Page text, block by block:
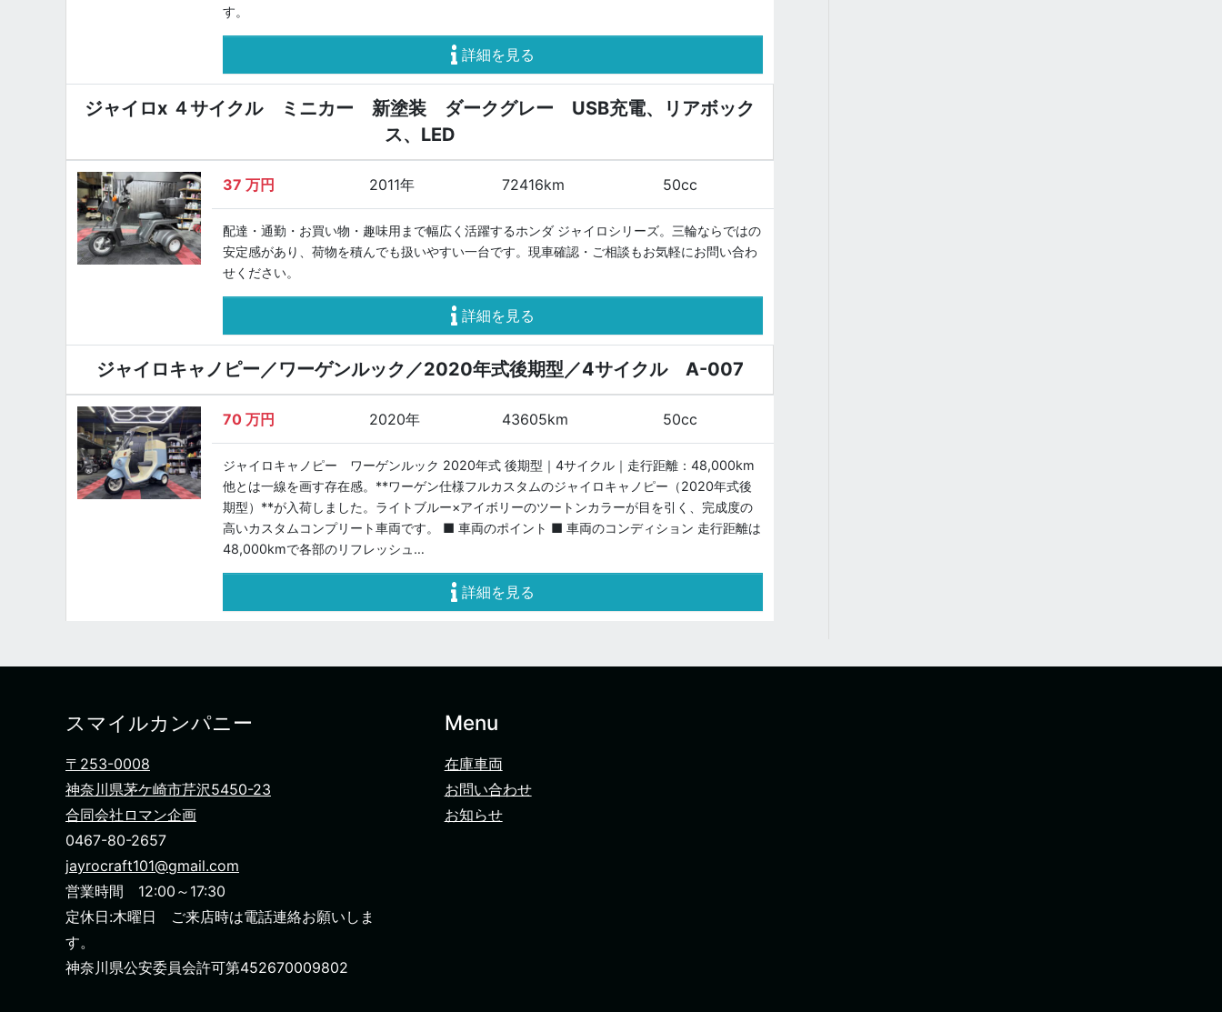
す。
詳細を見る
ジャイロx ４サイクル ミニカー 新塗装 ダークグレー USB充電、リアボック
ス、LED
37 万円 2011年 72416km 50cc
配達・通勤・お買い物・趣味用まで幅広く活躍するホンダ ジャイロシリーズ。三輪ならではの
安定感があり、荷物を積んでも扱いやすい一台です。現車確認・ご相談もお気軽にお問い合わ
せください。
詳細を見る
ジャイロキャノピー／ワーゲンルック／2020年式後期型／4サイクル A-007
70 万円 2020年 43605km 50cc
ジャイロキャノピー ワーゲンルック 2020年式 後期型｜4サイクル｜走行距離：48,000km
他とは一線を画す存在感。**ワーゲン仕様フルカスタムのジャイロキャノピー（2020年式後
期型）**が入荷しました。ライトブルー×アイボリーのツートンカラーが目を引く、完成度の
高いカスタムコンプリート車両です。 ■ 車両のポイント ■ 車両のコンディション 走行距離は
48,000kmで各部のリフレッシュ…
詳細を見る
スマイルカンパニー
〒253-0008
神奈川県茅ケ崎市芹沢5450-23
合同会社ロマン企画
0467-80-2657
jayrocraft101@gmail.com
営業時間 12:00～17:30
定休日:木曜日 ご来店時は電話連絡お願いしま
す。
神奈川県公安委員会許可第452670009802
Menu
在庫車両
お問い合わせ
お知らせ